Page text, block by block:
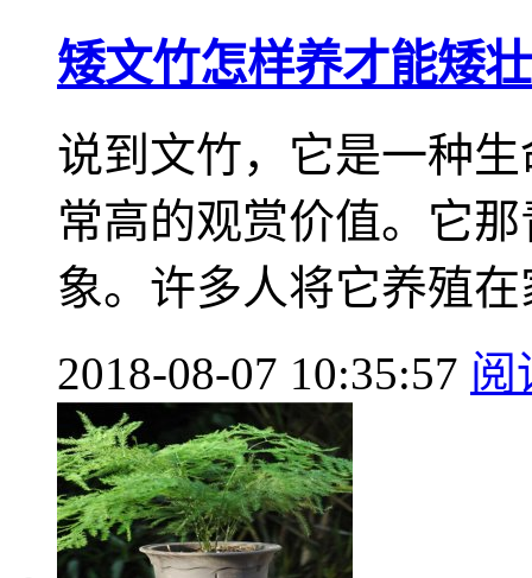
矮文竹怎样养才能矮
说到文竹，它是一种
常高的观赏价值。它
象。许多人将它养殖在
2018-08-07 10:35:57 阅